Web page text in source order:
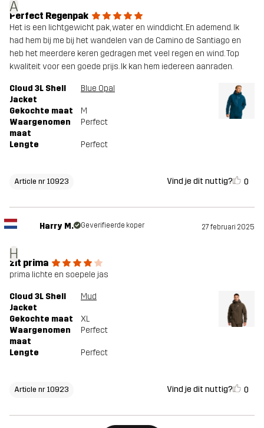
A
Perfect Regenpak
Het is een lichtgewicht pak, water en winddicht. En ademend. Ik
had hem bij me bij het wandelen van de Camino de Santiago en
heb het meerdere keren gedragen met veel regen en wind. Top
kwaliteit voor een goede prijs. Ik kan hem iedereen aanraden.
Cloud 3L Shell
Jacket
Blue Opal
Gekochte maat
M
Waargenomen
maat
Perfect
Lengte Perfect
Article nr 10923 Vind je dit nuttig? 0
H
Harry M. Geverifieerde koper 27 februari 2025
zit prima
prima lichte en soepele jas
Cloud 3L Shell
Jacket
Mud
Gekochte maat
XL
Waargenomen
maat
Perfect
Lengte Perfect
Article nr 10923 Vind je dit nuttig? 0